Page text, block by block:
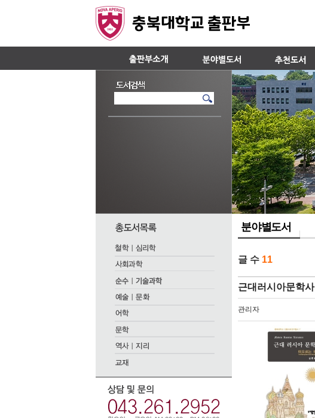
분야별도서
글 수 11
근대러시아문학사
관리자